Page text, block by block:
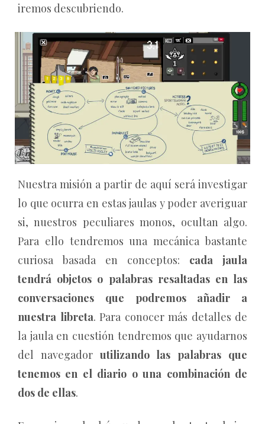
iremos descubriendo.
Nuestra misión a partir de aquí será investigar
lo que ocurra en estas jaulas y poder averiguar
si, nuestros peculiares monos, ocultan algo.
Para ello tendremos una mecánica bastante
curiosa basada en conceptos: cada jaula
tendrá objetos o palabras resaltadas en las
conversaciones que podremos añadir a
nuestra libreta. Para conocer más detalles de
la jaula en cuestión tendremos que ayudarnos
del navegador utilizando las palabras que
tenemos en el diario o una combinación de
dos de ellas.